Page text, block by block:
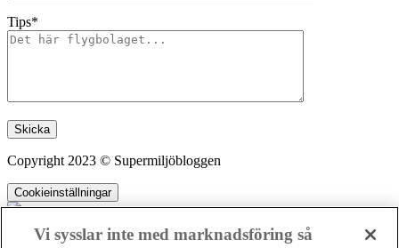
Tips*
Lämna detta fält tomt.
Copyright 2023 © Supermiljöbloggen
Cookieinställningar
Vi sysslar inte med marknadsföring så